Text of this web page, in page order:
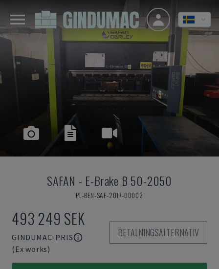
SAFAN - E-Brake B 50-2050
PL-BEN-SAF-2017-00002
493 249 SEK
GINDUMAC-PRIS
(Ex works)
BETALNINGSALTERNATIV